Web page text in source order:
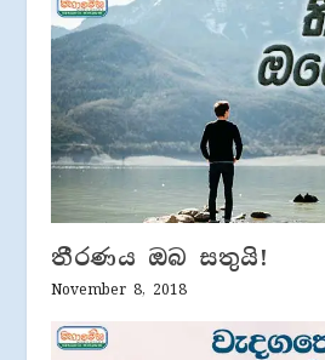
තීරණය ඔබ සතුයි!
November 8, 2018